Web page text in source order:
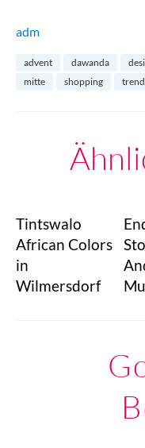
adm
advent dawanda
mitte
shopping
Tintswalo
African Colors
in
Wilmersdorf